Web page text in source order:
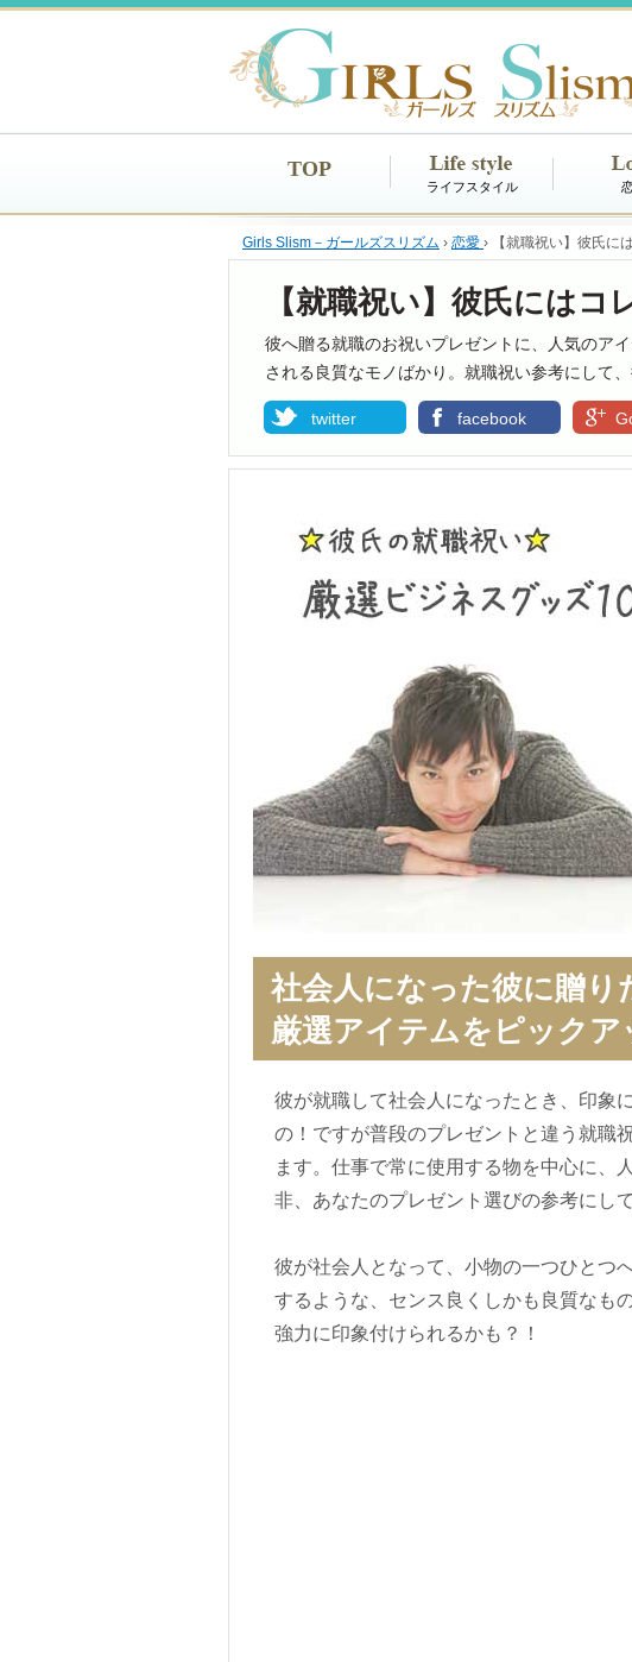
TOP
ライフスタイル
Girls Slism－ガールズスリズム › 恋愛 › 【就職祝い】彼氏に
【就職祝い】彼氏には
彼へ贈る就職のお祝いプレゼントに、人気のア
される良質なモノばかり。就職祝い参考にして
twitter facebook
社会人になった彼に贈り
厳選アイテムをピックア
彼が就職して社会人になったとき、印象
の！ですが普段のプレゼントと違う就職
ます。仕事で常に使用する物を中心に、
非、あなたのプレゼント選びの参考にし
彼が社会人となって、小物の一つひとつ
するような、センス良くしかも良質なも
強力に印象付けられるかも？！